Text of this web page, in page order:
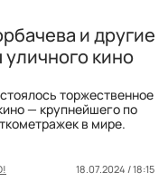
и другие
кино
торжественное
— крупнейшего по
в мире.
18.07.2024 / 18:15